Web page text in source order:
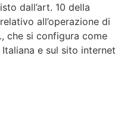
dall’art. 10 della
all’operazione di
che si configura come
e sul sito internet